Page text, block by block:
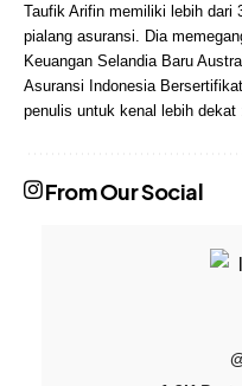
Taufik Arifin memiliki lebih dari
pialang asuransi. Dia
Keuangan Selandia Baru
Asuransi Indonesia
penulis untuk kenal lebih dekat
From Our Social